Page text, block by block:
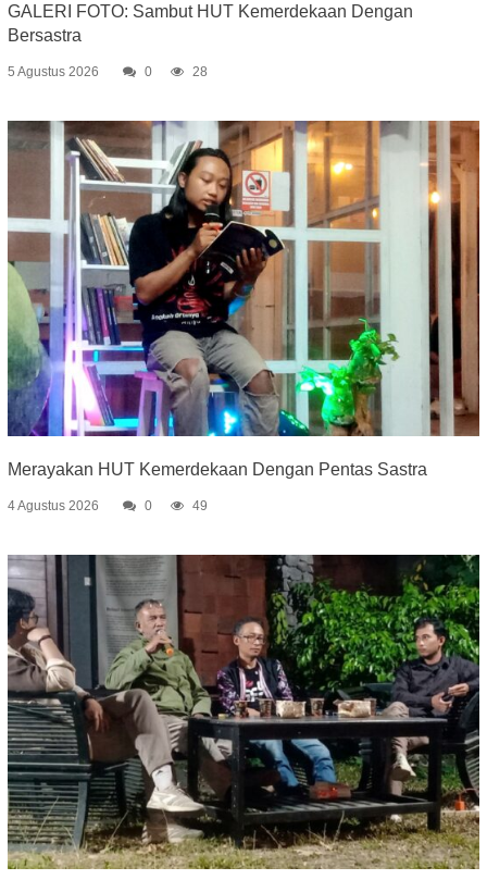
GALERI FOTO: Sambut HUT Kemerdekaan Dengan
Bersastra
5 Agustus 2026 0 28
Merayakan HUT Kemerdekaan Dengan Pentas Sastra
4 Agustus 2026 0 49